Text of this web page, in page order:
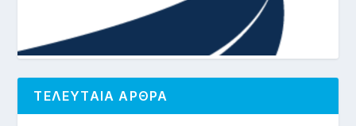
ΤΕΛΕΥΤΑΙΑ ΑΡΘΡΑ